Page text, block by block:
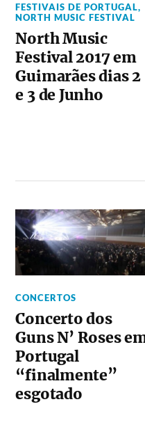
FESTIVAIS DE PORTUGAL,
NORTH MUSIC FESTIVAL
North Music
Festival 2017 em
Guimarães dias 2
e 3 de Junho
CONCERTOS
Concerto dos
Guns N’ Roses
Portugal
“finalmente”
esgotado